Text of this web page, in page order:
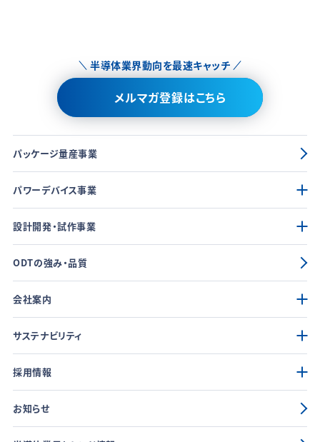
半導体業界動向を最速キャッチ
メルマガ登録はこちら
パッケージ量産事業
パワーデバイス事業
設計開発・試作事業
ODTの強み・品質
会社案内
サステナビリティ
採用情報
お知らせ